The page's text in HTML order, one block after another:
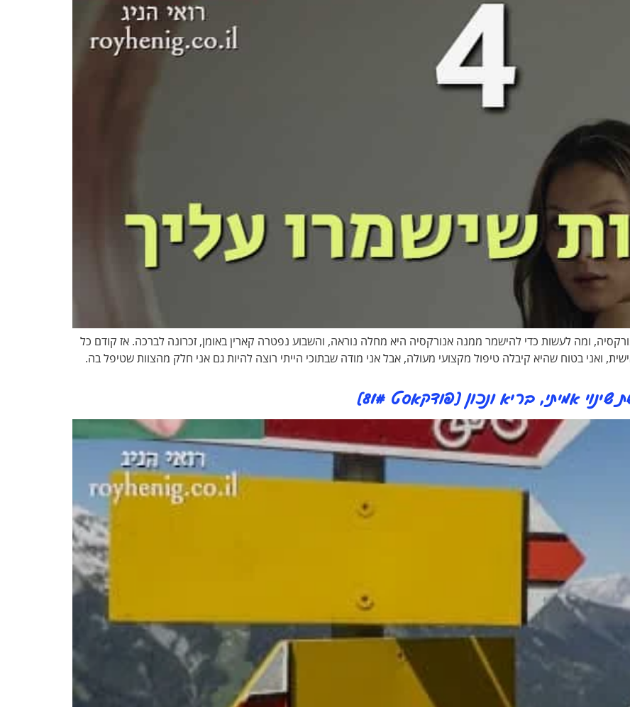
שישמרו עליך מאנורקסיה [פודקאסט 82#] אנורקסיה, ומה לעשות כדי להישמר ממנה אנורקסיה היא מחלה נוראה, והשבוע נפטרה קארין באומן, זכרונה לברכה. אז קודם כל
ואני בטוח שהיא קיבלה טיפול מקצועי מעולה, אבל אני מודה שבתוכי הייתי רוצה להיות גם אני חלק מהצוות שטיפל בה.